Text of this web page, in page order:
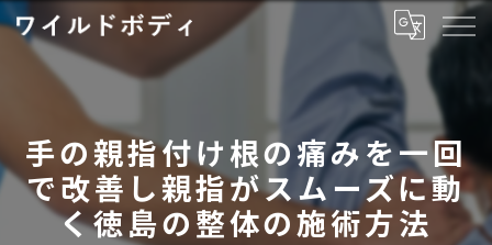
手の親指付け根の痛みを一回
で改善し親指がスムーズに動
く徳島の整体の施術方法